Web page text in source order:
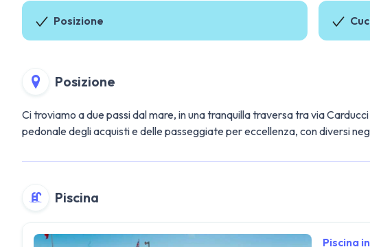
Posizione
Posizione
Ci troviamo a due passi dal mare, in una tranquilla traversa tra via
pedonale degli acquisti e delle passeggiate per eccellenza, con diversi
Piscina
Piscina